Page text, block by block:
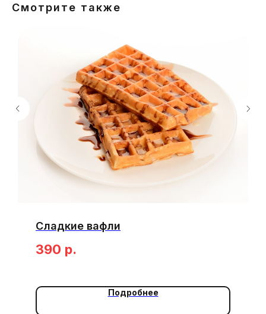
Смотрите также
Сладкие вафли
390 р.
Подробнее